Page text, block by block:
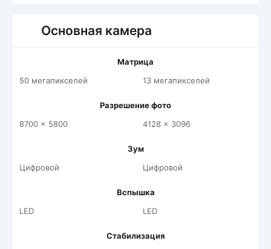
Основная камера
Матрица
50 мегапикселей
13 мегапикселей
Разрешение фото
8700 x 5800
4128 x 3096
Зум
Цифровой
Цифровой
Вспышка
LED
LED
Стабилизация